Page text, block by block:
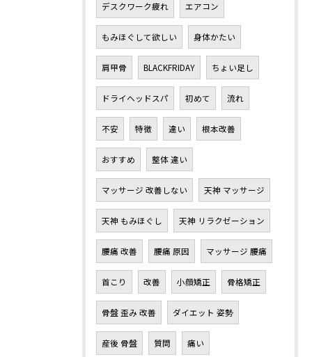
デスクワーク疲れ エアコン
もみほぐして欲しい 身体かたい
肩甲骨 BLACKFRIDAY ちょい足し
ドライヘッドスパ 初めて 流れ
不安 特徴 違い 根本改善
おすすめ 整体 違い
マッサージ 改善しない 天神 マッサージ
天神 もみほぐし 天神 リラクゼーション
腰痛 改善 腰痛 原因 マッサージ 腰痛
首こり 改善 小顔矯正 骨格矯正
骨盤 歪み 改善 ダイエット 姿勢
産後 骨盤 質問 痛い